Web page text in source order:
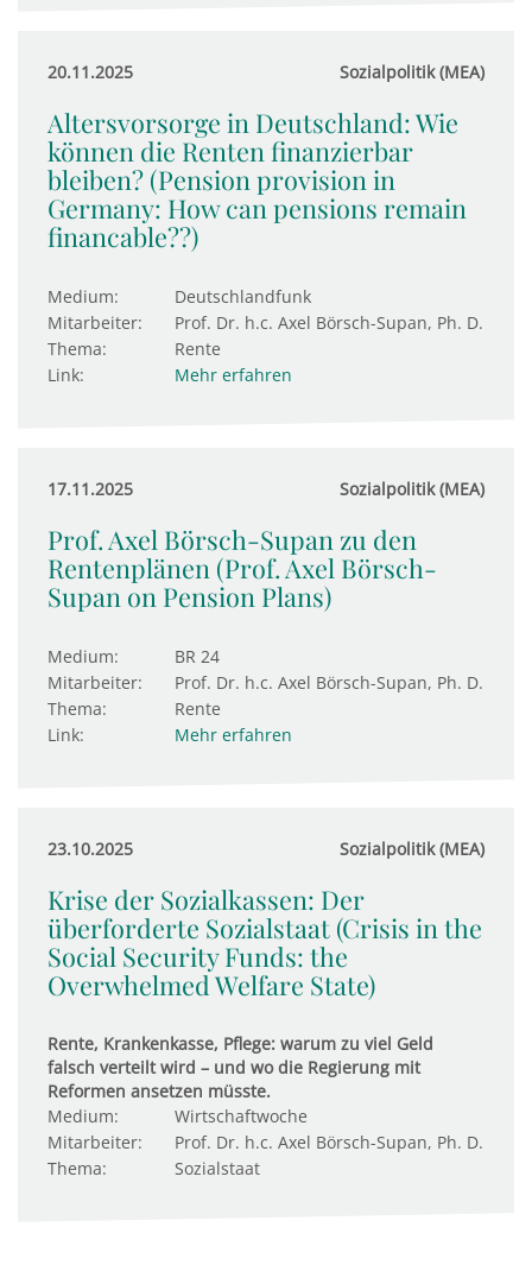
20.11.2025 Sozialpolitik (MEA)
Altersvorsorge in Deutschland: Wie
können die Renten finanzierbar
bleiben? (Pension provision in
Germany: How can pensions remain
financable??)
Medium:
Deutschlandfunk
Mitarbeiter:
Prof. Dr. h.c. Axel Börsch-Supan, Ph. D.
Thema:
Rente
Link:
Mehr erfahren
17.11.2025 Sozialpolitik (MEA)
Prof. Axel Börsch-Supan zu den
Rentenplänen (Prof. Axel Börsch-
Supan on Pension Plans)
Medium:
BR 24
Mitarbeiter:
Prof. Dr. h.c. Axel Börsch-Supan, Ph. D.
Thema:
Rente
Link:
Mehr erfahren
23.10.2025 Sozialpolitik (MEA)
Krise der Sozialkassen: Der
überforderte Sozialstaat (Crisis in the
Social Security Funds: the
Overwhelmed Welfare State)
Rente, Krankenkasse, Pflege: warum zu viel Geld
falsch verteilt wird – und wo die Regierung mit
Reformen ansetzen müsste.
Medium:
Wirtschaftwoche
Mitarbeiter:
Prof. Dr. h.c. Axel Börsch-Supan, Ph. D.
Thema:
Sozialstaat